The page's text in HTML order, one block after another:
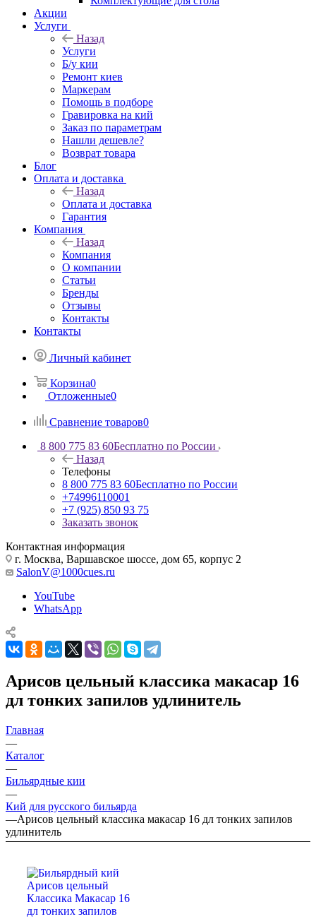
Акции
Услуги
Назад
Услуги
Б/у кии
Ремонт киев
Маркерам
Помощь в подборе
Гравировка на кий
Заказ по параметрам
Нашли дешевле?
Возврат товара
Блог
Оплата и доставка
Назад
Оплата и доставка
Гарантия
Компания
Назад
Компания
О компании
Статьи
Бренды
Отзывы
Контакты
Контакты
Личный кабинет
Корзина0
Отложенные0
Сравнение товаров0
8 800 775 83 60Бесплатно по России
Назад
Телефоны
8 800 775 83 60Бесплатно по России
+74996110001
+7 (925) 850 93 75
Заказать звонок
Контактная информация
г. Москва, Варшавское шоссе, дом 65, корпус 2
SalonV@1000cues.ru
YouTube
WhatsApp
Арисов цельный классика макасар 16
дл тонких запилов удлинитель
Главная
—
Каталог
—
Бильярдные кии
—
Кий для русского бильярда
—Арисов цельный классика макасар 16 дл тонких запилов
удлинитель